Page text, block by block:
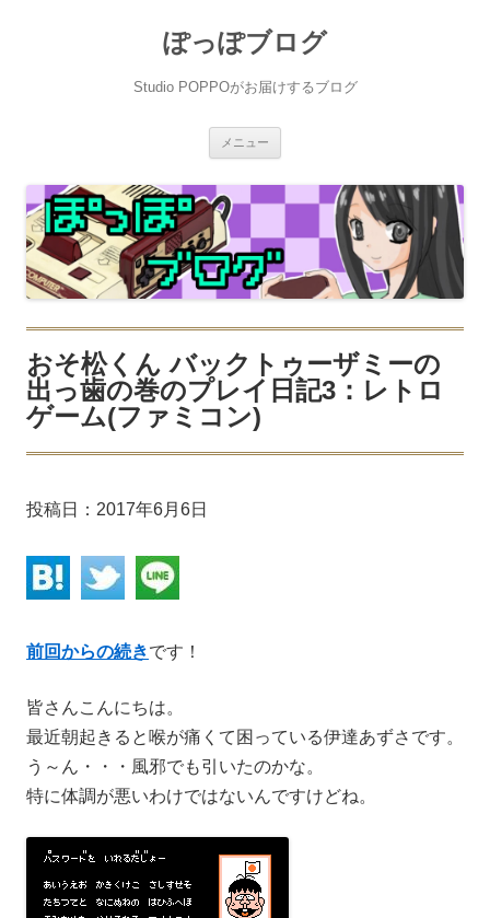
ぽっぽブログ
Studio POPPOがお届けするブログ
メニュー
キ
プ
おそ松くん バックトゥーザミーの
出っ歯の巻のプレイ日記3：レトロ
ゲーム(ファミコン)
投稿日： 2017年6月6日
前回からの続きです！
皆さんこんにちは。
最近朝起きると喉が痛くて困っている伊達あずさです。
う～ん・・・風邪でも引いたのかな。
特に体調が悪いわけではないんですけどね。